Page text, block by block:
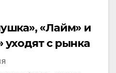
«Лайм» и
с рынка